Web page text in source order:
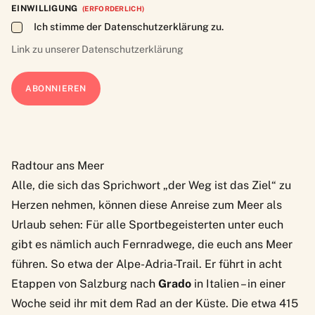
EINWILLIGUNG (ERFORDERLICH)
Ich stimme der Datenschutzerklärung zu.
Link zu unserer Datenschutzerklärung
Radtour ans Meer
Alle, die sich das Sprichwort „der Weg ist das Ziel“ zu
Herzen nehmen, können diese Anreise zum Meer als
Urlaub sehen: Für alle Sportbegeisterten unter euch
gibt es nämlich auch Fernradwege, die euch ans Meer
führen. So etwa der Alpe-Adria-Trail. Er führt in acht
Etappen von Salzburg nach Grado in Italien – in einer
Woche seid ihr mit dem Rad an der Küste. Die etwa 415